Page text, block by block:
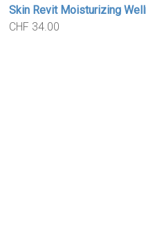
Skin Revit Moisturizing
CHF 34.00